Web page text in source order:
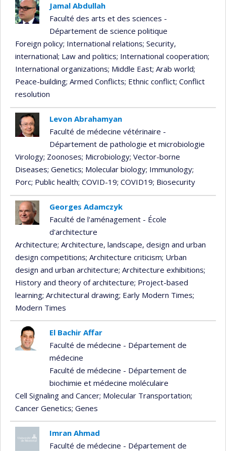
Jamal Abdullah
Faculté des arts et des sciences -
Département de science politique
Foreign policy; International relations; Security,
international; Law and politics; International cooperation;
International organizations; Middle East; Arab world;
Peace-building; Armed Conflicts; Ethnic conflict; Conflict
resolution
Levon Abrahamyan
Faculté de médecine vétérinaire -
Département de pathologie et microbiologie
Virology; Zoonoses; Microbiology; Vector-borne
Diseases; Genetics; Molecular biology; Immunology;
Porc; Public health; COVID-19; COVID19; Biosecurity
Georges Adamczyk
Faculté de l'aménagement - École
d'architecture
Architecture; Architecture, landscape, design and urban
design competitions; Architecture criticism; Urban
design and urban architecture; Architecture exhibitions;
History and theory of architecture; Project-based
learning; Architectural drawing; Early Modern Times;
Modern Times
El Bachir Affar
Faculté de médecine - Département de
médecine
Faculté de médecine - Département de
biochimie et médecine moléculaire
Cell Signaling and Cancer; Molecular Transportation;
Cancer Genetics; Genes
Imran Ahmad
Faculté de médecine - Département de